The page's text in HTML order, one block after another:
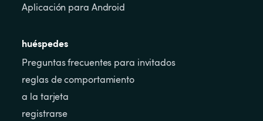
Aplicación para Android
huéspedes
Preguntas frecuentes para invitados
reglas de comportamiento
a la tarjeta
registrarse